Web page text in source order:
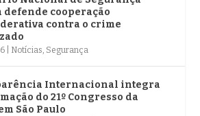
defende cooperação
contra o crime
Notícias Segurança
Internacional integra
do 21º Congresso da
São Paulo